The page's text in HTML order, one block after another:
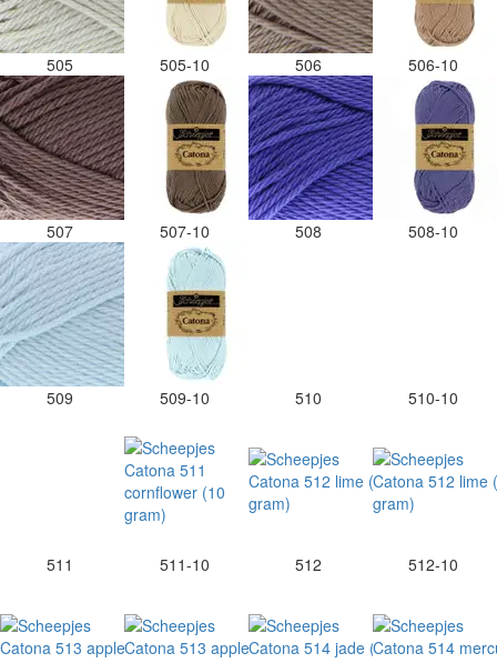
505 505-10 506 506-10
507 507-10 508 508-10
509 509-10 510 510-10
511 511-10 512 512-10